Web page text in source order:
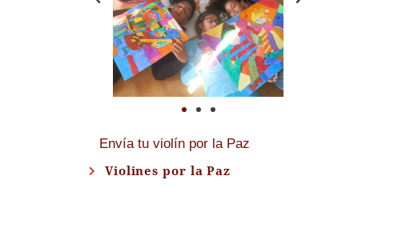
Envía tu violín por la Paz
Violines por la Paz